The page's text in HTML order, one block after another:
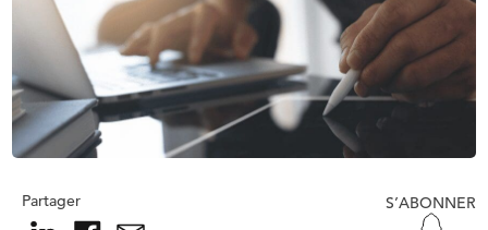
Partager S’ABONNER